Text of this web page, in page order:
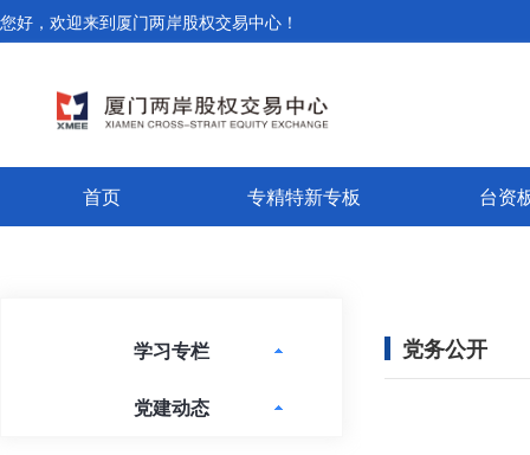
您好，欢迎来到厦门两岸股权交易中心！
首页 专精特新专板 台资
学习专栏
党建动态
党务公开